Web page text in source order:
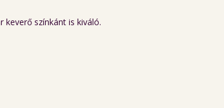
keverő színkánt is kiváló.